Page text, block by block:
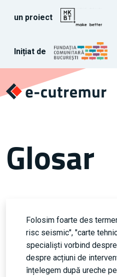
un proiect
Inițiat de
Glosar
Folosim foarte des
risc seismic", "carte
specialiști vorbind
despre acțiuni de
înțelegem după ureche